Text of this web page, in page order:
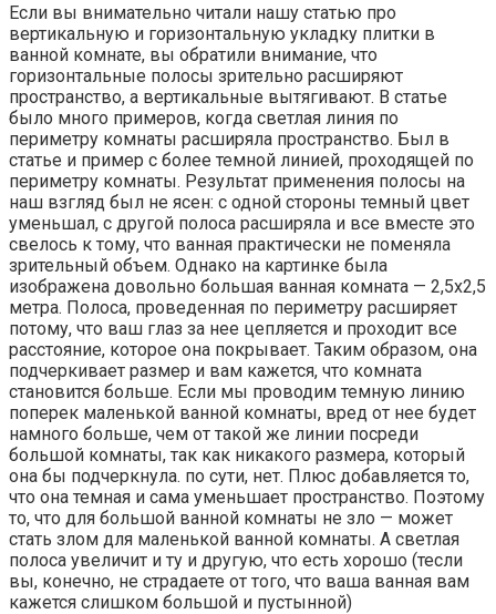
Если вы внимательно читали нашу статью про
вертикальную и горизонтальную укладку плитки в
ванной комнате, вы обратили внимание, что
горизонтальные полосы зрительно расширяют
пространство, а вертикальные вытягивают. В статье
было много примеров, когда светлая линия по
периметру комнаты расширяла пространство. Был в
статье и пример с более темной линией, проходящей по
периметру комнаты. Результат применения полосы на
наш взгляд был не ясен: с одной стороны темный цвет
уменьшал, с другой полоса расширяла и все вместе это
свелось к тому, что ванная практически не поменяла
зрительный объем. Однако на картинке была
изображена довольно большая ванная комната — 2,5х2,5
метра. Полоса, проведенная по периметру расширяет
потому, что ваш глаз за нее цепляется и проходит все
расстояние, которое она покрывает. Таким образом, она
подчеркивает размер и вам кажется, что комната
становится больше. Если мы проводим темную линию
поперек маленькой ванной комнаты, вред от нее будет
намного больше, чем от такой же линии посреди
большой комнаты, так как никакого размера, который
она бы подчеркнула. по сути, нет. Плюс добавляется то,
что она темная и сама уменьшает пространство. Поэтому
то, что для большой ванной комнаты не зло — может
стать злом для маленькой ванной комнаты. А светлая
полоса увеличит и ту и другую, что есть хорошо (тесли
вы, конечно, не страдаете от того, что ваша ванная вам
кажется слишком большой и пустынной)